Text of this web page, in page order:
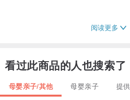
阅读更多
看过此商品的人也搜索了
母婴亲子/其他 母婴亲子 提